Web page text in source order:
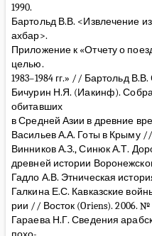
1990.
Бартольд В.В. <Извлечение
ахбар>.
Приложение к «Отчету о
целью.
1983–1984 гг.» // Бартольд
Бичурин Н.Я. (Иакинф).
обитавших
в Средней Азии в древние
Васильев А.А. Готы в Крыму
Винников А.З., Синюк А.Т.
древней истории
Гадло А.В. Этническая
Галкина Е.С. Кавказские
рии // Восток (Oriens). 2006. №
Гараева Н.Г. Сведения